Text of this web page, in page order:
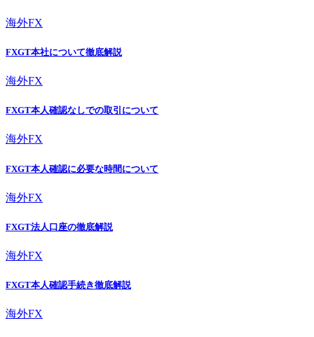
海外FX
FXGT本社について徹底解説
海外FX
FXGT本人確認なしでの取引について
海外FX
FXGT本人確認に必要な時間について
海外FX
FXGT法人口座の徹底解説
海外FX
FXGT本人確認手続き徹底解説
海外FX